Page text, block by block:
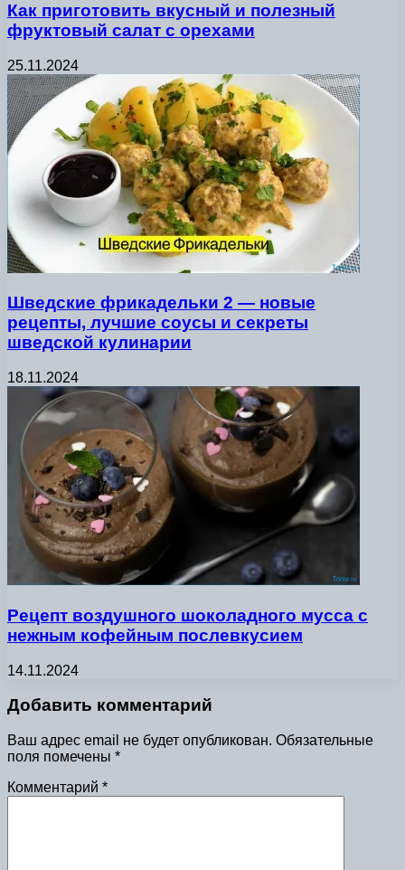
Как приготовить вкусный и полезный
фруктовый салат с орехами
25.11.2024
Шведские фрикадельки 2 — новые
рецепты, лучшие соусы и секреты
шведской кулинарии
18.11.2024
Рецепт воздушного шоколадного мусса с
нежным кофейным послевкусием
14.11.2024
Добавить комментарий
Ваш адрес email не будет опубликован. Обязательные
поля помечены *
Комментарий *